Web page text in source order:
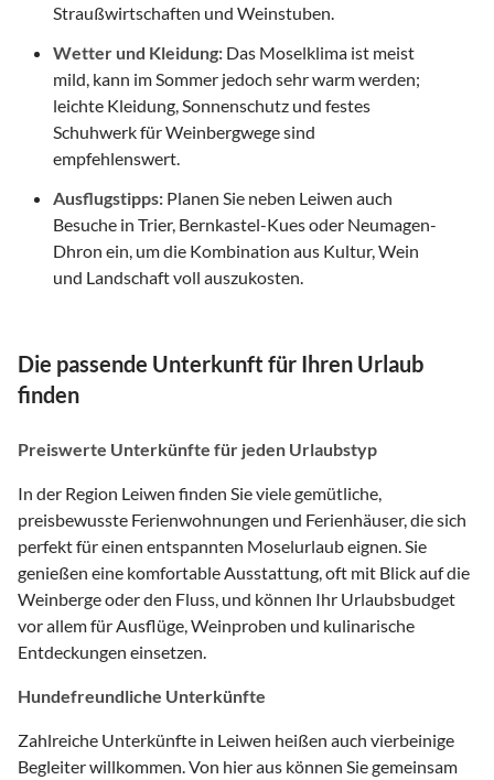
Straußwirtschaften und Weinstuben.
Wetter und Kleidung: Das Moselklima ist meist
mild, kann im Sommer jedoch sehr warm werden;
leichte Kleidung, Sonnenschutz und festes
Schuhwerk für Weinbergwege sind
empfehlenswert.
Ausflugstipps: Planen Sie neben Leiwen auch
Besuche in Trier, Bernkastel-Kues oder Neumagen-
Dhron ein, um die Kombination aus Kultur, Wein
und Landschaft voll auszukosten.
Die passende Unterkunft für Ihren Urlaub
finden
Preiswerte Unterkünfte für jeden Urlaubstyp
In der Region Leiwen finden Sie viele gemütliche,
preisbewusste Ferienwohnungen und Ferienhäuser, die sich
perfekt für einen entspannten Moselurlaub eignen. Sie
genießen eine komfortable Ausstattung, oft mit Blick auf die
Weinberge oder den Fluss, und können Ihr Urlaubsbudget
vor allem für Ausflüge, Weinproben und kulinarische
Entdeckungen einsetzen.
Hundefreundliche Unterkünfte
Zahlreiche Unterkünfte in Leiwen heißen auch vierbeinige
Begleiter willkommen. Von hier aus können Sie gemeinsam